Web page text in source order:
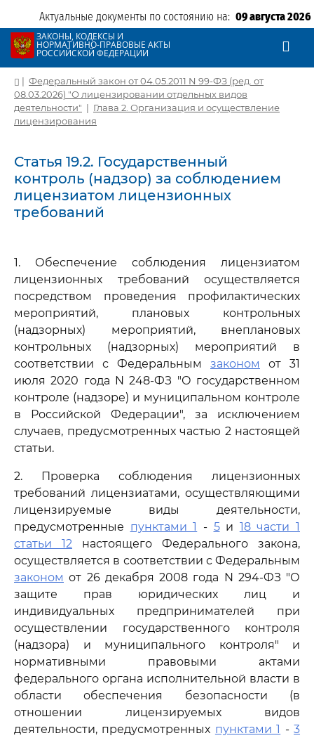
Актуальные документы по состоянию на: 09 августа 2026
ЗАКОНЫ, КОДЕКСЫ И
НОРМАТИВНО-ПРАВОВЫЕ АКТЫ
РОССИЙСКОЙ ФЕДЕРАЦИИ
| Федеральный закон от 04.05.2011 N 99-ФЗ (ред. от
08.03.2026) "О лицензировании отдельных видов
деятельности" | Глава 2. Организация и осуществление
лицензирования
Статья 19.2. Государственный
контроль (надзор) за соблюдением
лицензиатом лицензионных
требований
1. Обеспечение соблюдения лицензиатом
лицензионных требований осуществляется
посредством проведения профилактических
мероприятий, плановых контрольных
(надзорных) мероприятий, внеплановых
контрольных (надзорных) мероприятий в
соответствии с Федеральным законом
от 31
июля 2020 года N 248-ФЗ "О государственном
контроле (надзоре) и муниципальном контроле
в Российской Федерации", за исключением
случаев, предусмотренных частью 2 настоящей
статьи.
2. Проверка соблюдения лицензионных
требований лицензиатами, осуществляющими
лицензируемые виды деятельности,
предусмотренные пунктами 1 - 5и 18 части 1
статьи 12 настоящего Федерального закона,
осуществляется в соответствии с Федеральным
законом от 26 декабря 2008 года N 294-ФЗ "О
защите прав юридических лиц и
индивидуальных предпринимателей при
осуществлении государственного контроля
(надзора) и муниципального контроля" и
нормативными правовыми актами
федерального органа исполнительной власти в
области обеспечения безопасности (в
отношении лицензируемых видов
деятельности, предусмотренных пунктами 1 -3